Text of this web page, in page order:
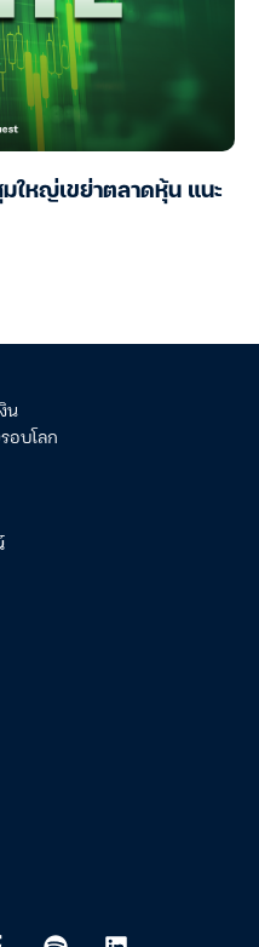
มใหญ่เขย่าตลาดหุ้น แนะ
น
อบโลก